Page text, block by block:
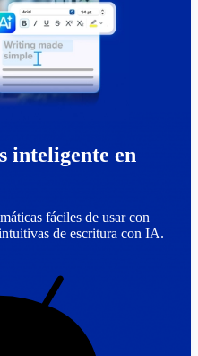
inteligente en
fáciles de usar con
de escritura con IA.